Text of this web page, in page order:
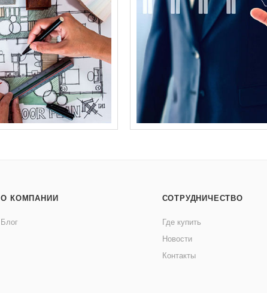
О КОМПАНИИ
Блог
СОТРУДНИЧЕСТВО
Где купить
Новости
Контакты